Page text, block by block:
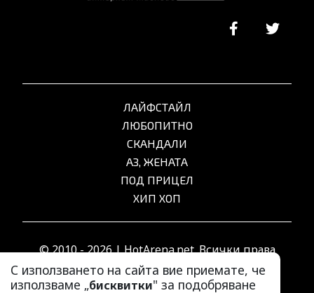
С използването на сайта вие приемате, че
използваме „бисквитки" за подобряване
ЛАЙФСТАЙЛ
ЛЮБОПИТНО
СКАНДАЛИ
АЗ, ЖЕНАТА
ПОД ПРИЦЕЛ
ХИП ХОП
© 2010 - 2026 | HotArena.net. Всички права
запазени.